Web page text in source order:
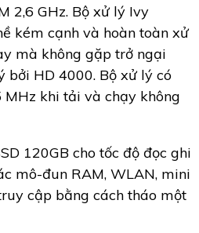
2,6 GHz. Bộ xử lý Ivy
kém cạnh và hoàn toàn xử
mà không gặp trở ngại
bởi HD 4000. Bộ xử lý có
khi tải và chạy không
120GB cho tốc độ đọc ghi
mô-đun RAM, WLAN, mini
cập bằng cách tháo một